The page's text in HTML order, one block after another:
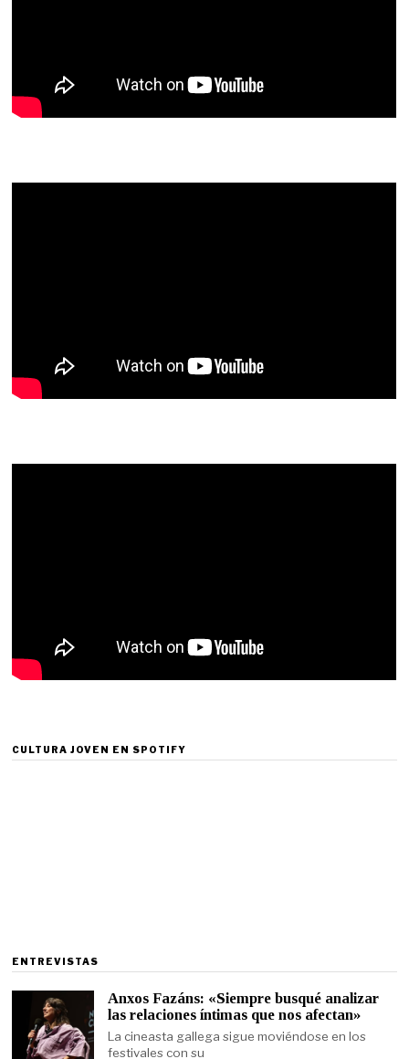
CULTURA JOVEN EN SPOTIFY
ENTREVISTAS
Anxos Fazáns: «Siempre busqué analizar
las relaciones íntimas que nos afectan»
La cineasta gallega sigue moviéndose en los
festivales con su